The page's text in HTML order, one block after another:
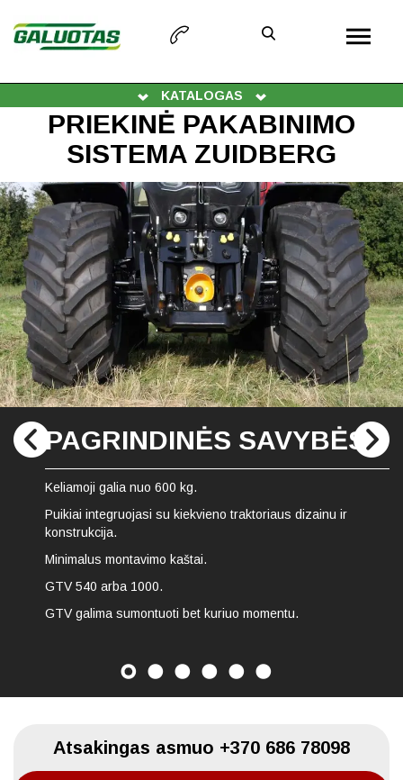
KATALOGAS
PRIEKINĖ PAKABINIMO
SISTEMA ZUIDBERG
PAGRINDINĖS SAVYBĖS
Keliamoji galia nuo 600 kg.
Puikiai integruojasi su kiekvieno traktoriaus dizainu ir
konstrukcija.
Minimalus montavimo kaštai.
GTV 540 arba 1000.
GTV galima sumontuoti bet kuriuo momentu.
Atsakingas asmuo +370 686 78098